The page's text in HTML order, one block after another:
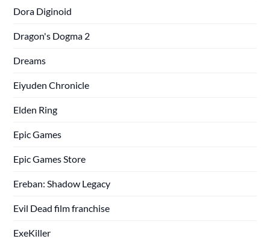
Dora Diginoid
Dragon's Dogma 2
Dreams
Eiyuden Chronicle
Elden Ring
Epic Games
Epic Games Store
Ereban: Shadow Legacy
Evil Dead film franchise
ExeKiller